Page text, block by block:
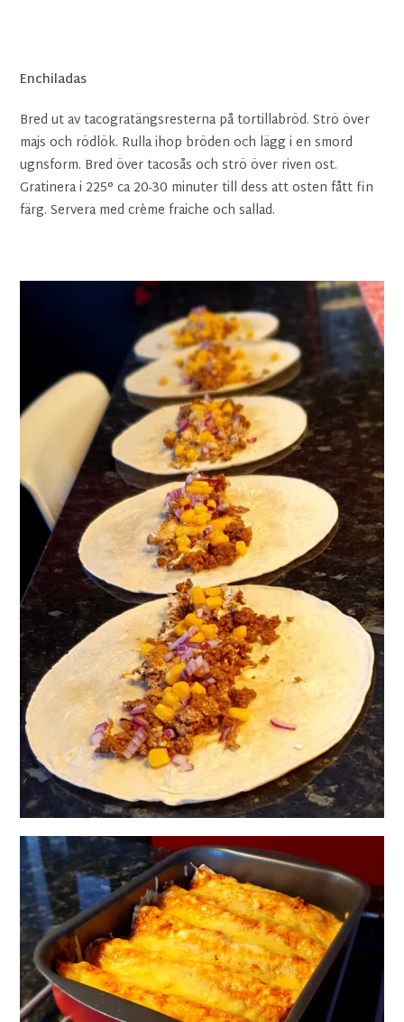
Enchiladas
Bred ut av tacogratängsresterna på tortillabröd. Strö över
majs och rödlök. Rulla ihop bröden och lägg i en smord
ugnsform. Bred över tacosås och strö över riven ost.
Gratinera i 225° ca 20-30 minuter till dess att osten fått fin
färg. Servera med crème fraiche och sallad.